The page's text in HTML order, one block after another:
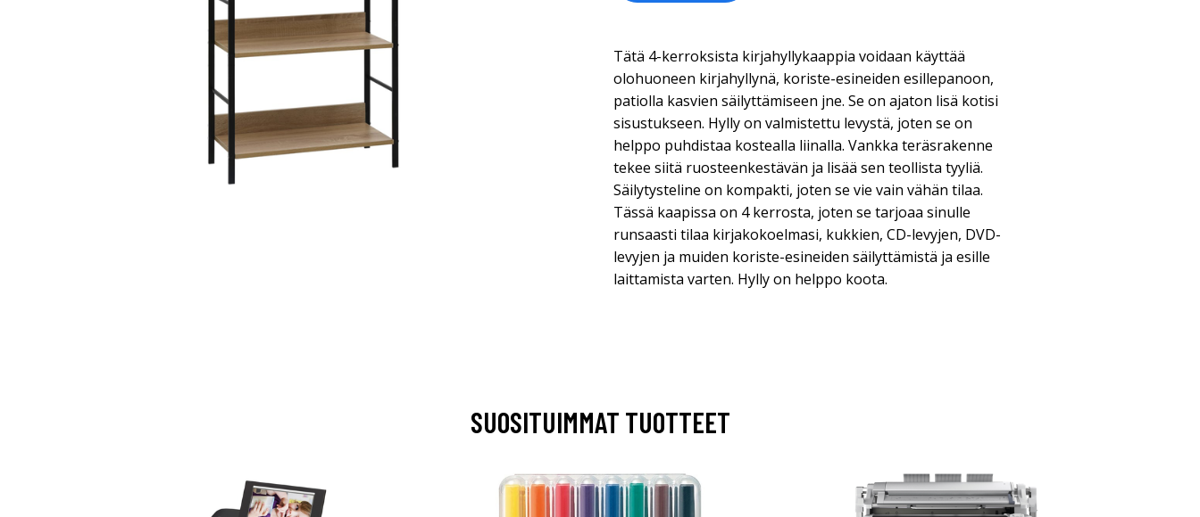
Tätä 4-kerroksista kirjahyllykaappia voidaan käyttää
olohuoneen kirjahyllynä, koriste-esineiden esillepanoon,
patiolla kasvien säilyttämiseen jne. Se on ajaton lisä kotisi
sisustukseen. Hylly on valmistettu levystä, joten se on
helppo puhdistaa kostealla liinalla. Vankka teräsrakenne
tekee siitä ruosteenkestävän ja lisää sen teollista tyyliä.
Säilytysteline on kompakti, joten se vie vain vähän tilaa.
Tässä kaapissa on 4 kerrosta, joten se tarjoaa sinulle
runsaasti tilaa kirjakokoelmasi, kukkien, CD-levyjen, DVD-
levyjen ja muiden koriste-esineiden säilyttämistä ja esille
laittamista varten. Hylly on helppo koota.
SUOSITUIMMAT TUOTTEET